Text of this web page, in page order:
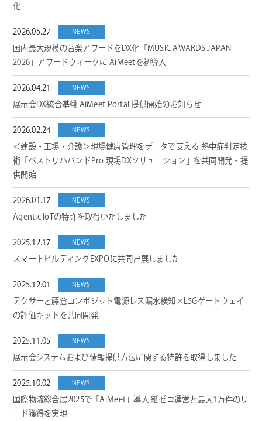
化
2026.05.27 NEWS
国内最大規模の音楽アワードをDX化「MUSIC AWARDS JAPAN
2026」アワードウィークに AiMeetを初導入
2026.04.21 NEWS
展示会DX統合基盤 AiMeet Portal 提供開始のお知らせ
2026.02.24 NEWS
＜建設・工場・介護＞現場健康管理をデータで支える 熱中症判定技
術「ベストリハバンドPro 現場DXソリューション」を共同開発・提
供開始
2026.01.17 NEWS
Agentic IoTの特許を取得いたしました
2025.12.17 NEWS
スマートビルディングEXPOに共同出展しました
2025.12.01 NEWS
テクサーと藤倉コンポジット電源レス漏水検知×L5Gゲートウェイ
の評価キットを共同開発
2025.11.05 NEWS
展示会システムおよび情報提供方法に関する特許を取得しました
2025.10.02 NEWS
国際物流総合展2025で「AiMeet」導入 紙ゼロ運営と最大1万件のリ
ード獲得を実現